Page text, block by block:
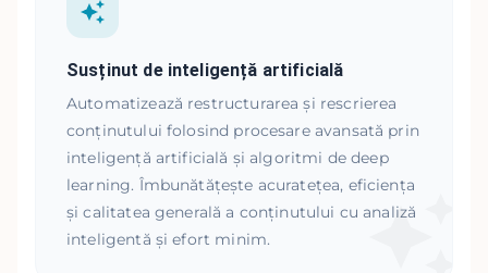
Susținut de inteligență artificială
Automatizează restructurarea și rescrierea
conținutului folosind procesare avansată prin
inteligență artificială și algoritmi de deep
learning. Îmbunătățește acuratețea, eficiența
și calitatea generală a conținutului cu analiză
inteligentă și efort minim.